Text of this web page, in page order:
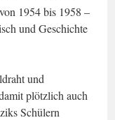
1954 bis 1958 –
und Geschichte
und
plötzlich auch
Schülern